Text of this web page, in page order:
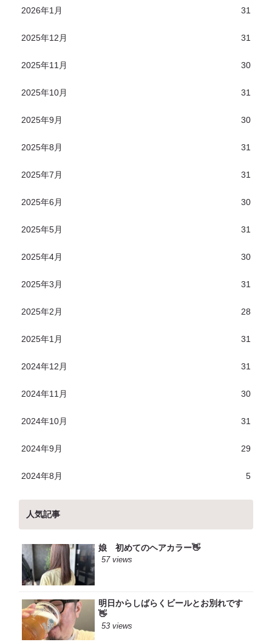
2026年1月 31
2025年12月 31
2025年11月 30
2025年10月 31
2025年9月 30
2025年8月 31
2025年7月 31
2025年6月 30
2025年5月 31
2025年4月 30
2025年3月 31
2025年2月 28
2025年1月 31
2024年12月 31
2024年11月 30
2024年10月 31
2024年9月 29
2024年8月 5
人気記事
娘 初めてのヘアカラー👋
57 views
明日からしばらくビールとお別れです
👋
53 views